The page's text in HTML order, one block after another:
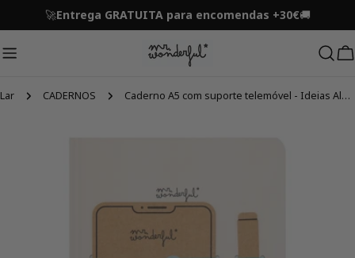
conteúdo
🚀Entrega GRATUITA para encomendas +30€🚚
Lar CADERNOS Caderno A5 com suporte telemóvel - Ideias Aleatórias